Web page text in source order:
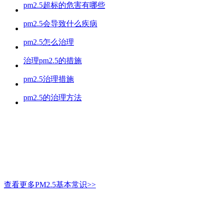
pm2.5超标的危害有哪些
pm2.5会导致什么疾病
pm2.5怎么治理
治理pm2.5的措施
pm2.5治理措施
pm2.5的治理方法
查看更多PM2.5基本常识>>